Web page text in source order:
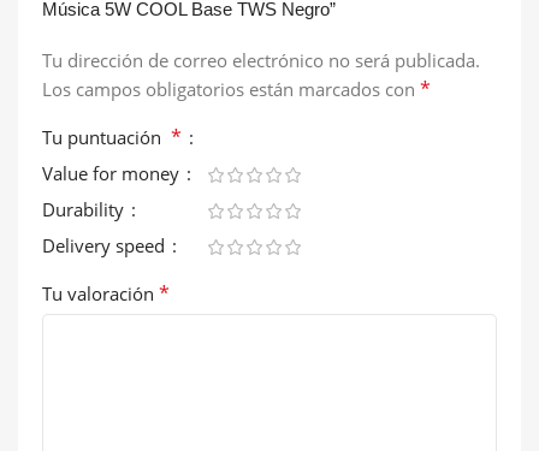
Música 5W COOL Base TWS Negro”
Tu dirección de correo electrónico no será publicada.
Los campos obligatorios están marcados con *
Tu puntuación *
Value for money
Durability
Delivery speed
Tu valoración *